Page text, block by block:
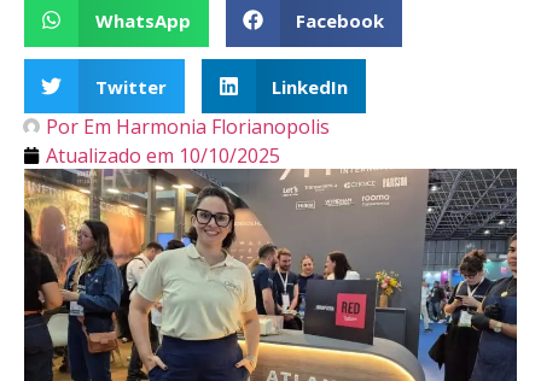
WhatsApp Facebook
Twitter LinkedIn
Por Em Harmonia Florianopolis
Atualizado em 10/10/2025